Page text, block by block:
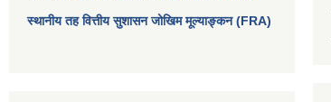
स्थानीय तह वित्तीय सुशासन जोखिम मूल्याङ्कन (FRA)